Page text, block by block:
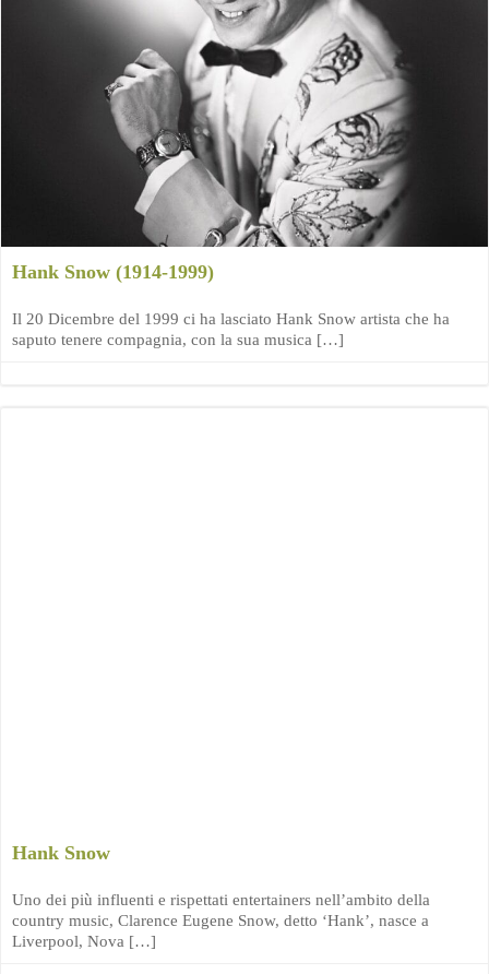
Hank Snow (1914-1999)
Il 20 Dicembre del 1999 ci ha lasciato Hank Snow artista che ha
saputo tenere compagnia, con la sua musica […]
Hank Snow
Uno dei più influenti e rispettati entertainers nell’ambito della
country music, Clarence Eugene Snow, detto ‘Hank’, nasce a
Liverpool, Nova […]